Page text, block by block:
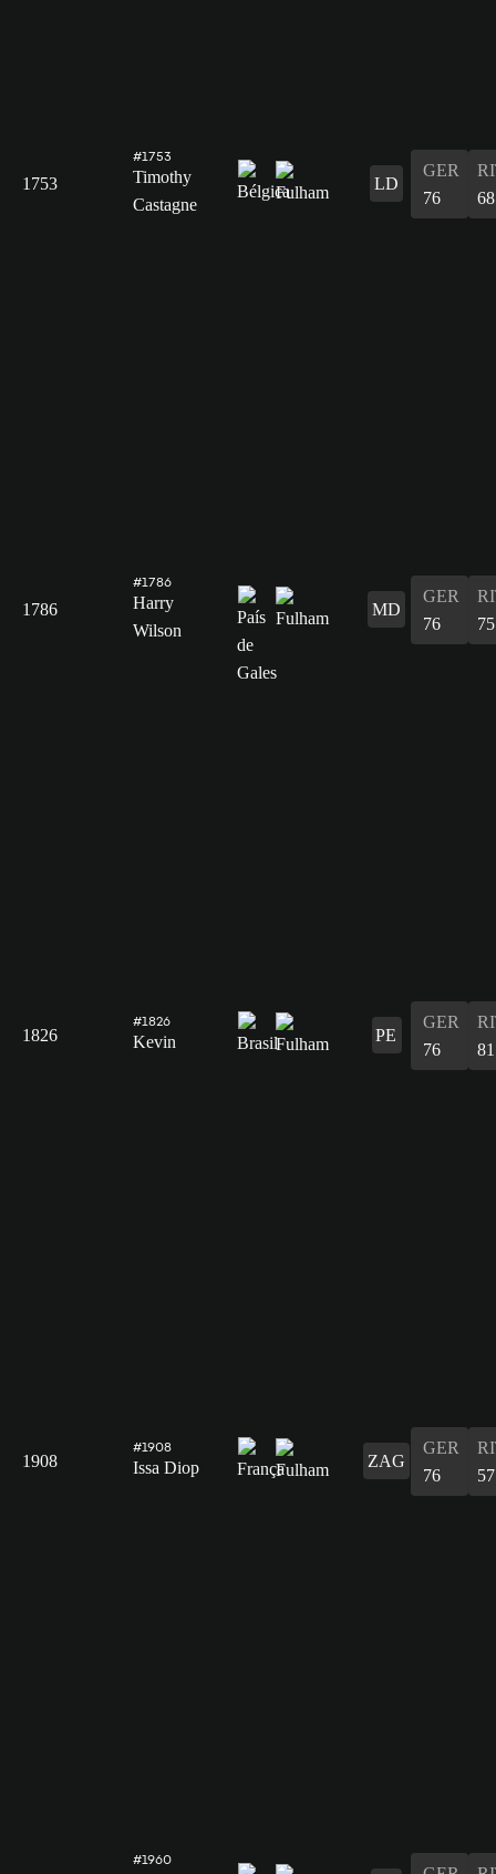
1753
#1753
Timothy
Castagne
LD
GER
76
68
1786
#1786
Harry
Wilson
MD
GER
76
75
1826
#1826
Kevin PE
GER
76
81
1908
#1908
Issa Diop ZAG
GER
76
57
#1960